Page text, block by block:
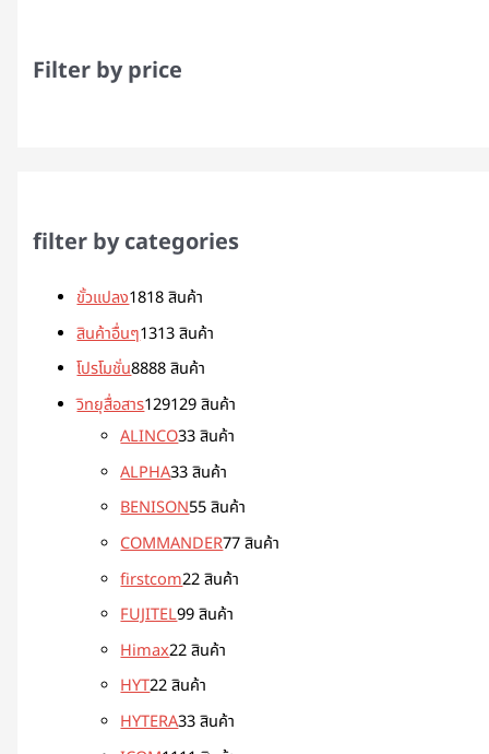
Filter by price
filter by categories
ขั้วแปลง1818 สินค้า
สินค้าอื่นๆ1313 สินค้า
โปรโมชั่น8888 สินค้า
วิทยุสื่อสาร129129 สินค้า
ALINCO33 สินค้า
ALPHA33 สินค้า
BENISON55 สินค้า
COMMANDER77 สินค้า
firstcom22 สินค้า
FUJITEL99 สินค้า
Himax22 สินค้า
HYT22 สินค้า
HYTERA33 สินค้า